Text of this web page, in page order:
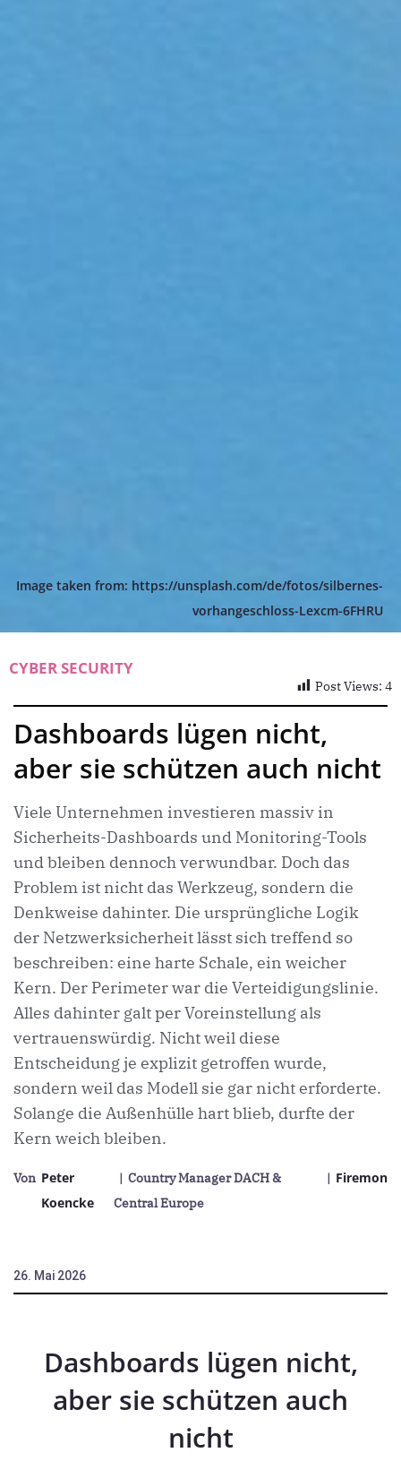
Image taken from: https://unsplash.com/de/fotos/silbernes-
vorhangeschloss-Lexcm-6FHRU
CYBER SECURITY
Post Views: 4
Dashboards lügen nicht,
aber sie schützen auch nicht
Viele Unternehmen investieren massiv in
Sicherheits-Dashboards und Monitoring-Tools
und bleiben dennoch verwundbar. Doch das
Problem ist nicht das Werkzeug, sondern die
Denkweise dahinter. Die ursprüngliche Logik
der Netzwerksicherheit lässt sich treffend so
beschreiben: eine harte Schale, ein weicher
Kern. Der Perimeter war die Verteidigungslinie.
Alles dahinter galt per Voreinstellung als
vertrauenswürdig. Nicht weil diese
Entscheidung je explizit getroffen wurde,
sondern weil das Modell sie gar nicht erforderte.
Solange die Außenhülle hart blieb, durfte der
Kern weich bleiben.
Von Peter
Koencke
| Country Manager DACH &
Central Europe
| Firemon
26. Mai 2026
Dashboards lügen nicht,
aber sie schützen auch
nicht